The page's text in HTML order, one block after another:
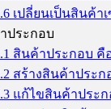
เปลี่ยนเป็นสินค้า
ประกอบ
สินค้าประกอบ คื
สร้างสินค้าประก
แก้ไขสินค้าประก